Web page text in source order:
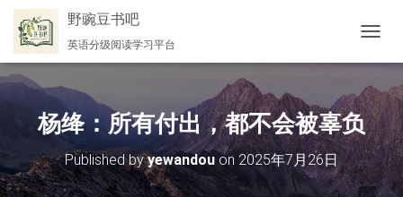
野豌豆书吧
英语分级阅读学习平台
换
航
杨绛：所有付出，都不会被辜负
Published byyewandou on 2025年7月26日